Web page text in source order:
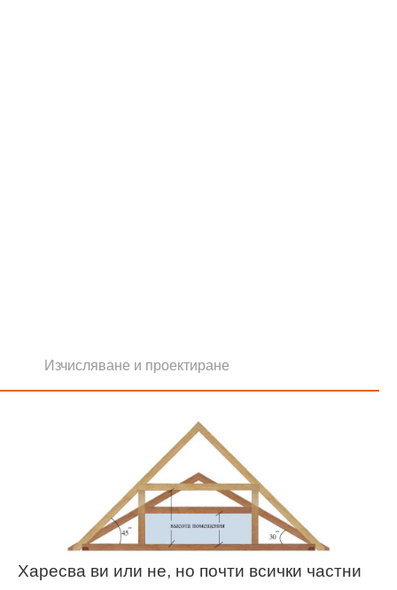
Изчисляване и проектиране
Харесва ви или не, но почти всички частни